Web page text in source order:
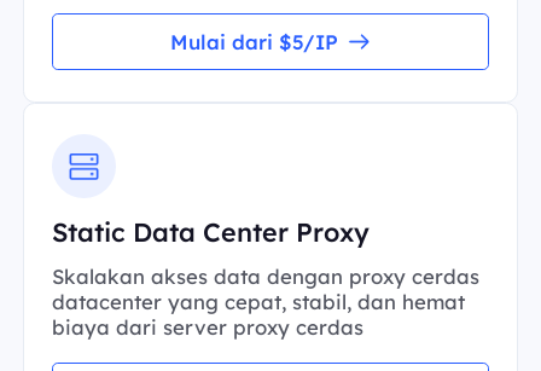
Mulai dari $5/IP
Static Data Center Proxy
Skalakan akses data dengan proxy cerdas
datacenter yang cepat, stabil, dan hemat
biaya dari server proxy cerdas